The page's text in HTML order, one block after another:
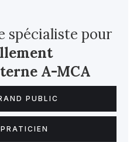
spécialiste pour
A-MCA
PUBLIC